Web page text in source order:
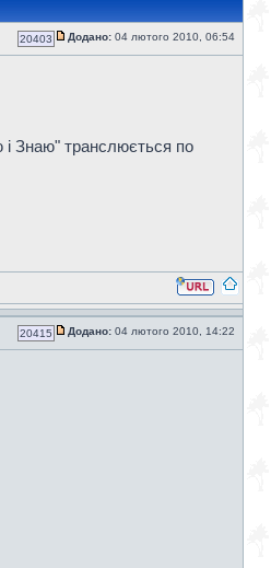
20403 Додано: 04 лютого 2010, 06:54
і Знаю" транслюється по
20415 Додано: 04 лютого 2010, 14:22